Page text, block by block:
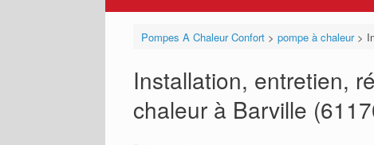
Pompes A Chaleur Confort> pompe à chaleur>
Installation, entretien,
chaleur à Barville